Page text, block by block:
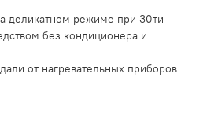
деликатном режиме при 30ти
без кондиционера и
от нагревательных приборов